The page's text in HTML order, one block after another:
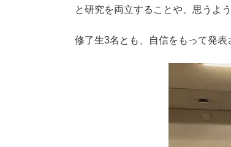
と研究を両立することや、思うよ
修了生3名とも、自信をもって発表